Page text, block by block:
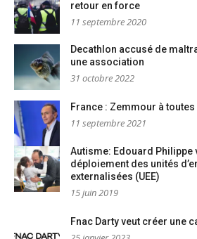
retour en force
11 septembre 2020
Decathlon accusé de
une association
31 octobre 2022
France : Zemmour à
11 septembre 2021
Autisme: Edouard Philippe
déploiement des unités
externalisées (UEE)
15 juin 2019
Fnac Darty veut créer une